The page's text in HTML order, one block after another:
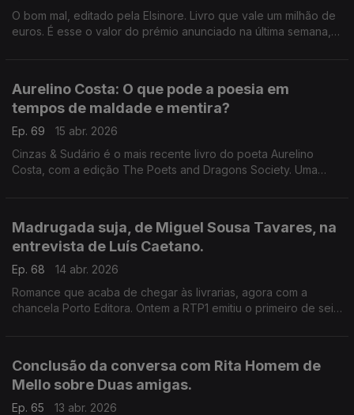
O bom mal, editado pela Elsinore. Livro que vale um milhão de
euros. É esse o valor do prémio anunciado na última semana,
Aurelino Costa: O que pode a poesia em
tempos de maldade e mentira?
Ep. 69
15 abr. 2026
Cinzas & Sudário é o mais recente livro do poeta Aurelino
Costa, com a edição The Poets and Dragons Society. Uma
Madrugada suja, de Miguel Sousa Tavares, na
entrevista de Luís Caetano.
Ep. 68
14 abr. 2026
Romance que acaba de chegar às livrarias, agora com a
chancela Porto Editora. Ontem a RTP1 emitiu o primeiro de seis
Conclusão da conversa com Rita Homem de
Mello sobre Duas amigas.
Ep. 65
13 abr. 2026